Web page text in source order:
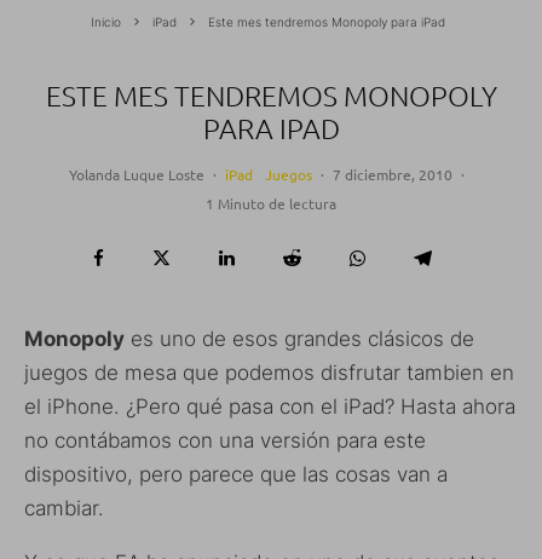
Inicio iPad Este mes tendremos Monopoly para iPad
ESTE MES TENDREMOS MONOPOLY
PARA IPAD
Yolanda Luque Loste · iPad Juegos · 7 diciembre, 2010 ·
1 Minuto de lectura
Monopoly es uno de esos grandes clásicos de
juegos de mesa que podemos disfrutar tambien en
el iPhone. ¿Pero qué pasa con el iPad? Hasta ahora
no contábamos con una versión para este
dispositivo, pero parece que las cosas van a
cambiar.